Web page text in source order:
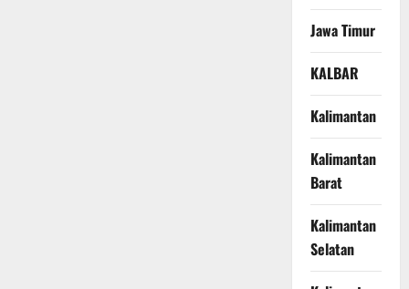
Jawa Timur
KALBAR
Kalimantan
Kalimantan
Barat
Kalimantan
Selatan